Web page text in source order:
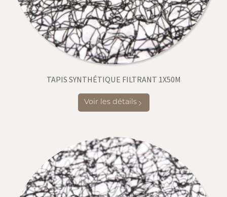
TAPIS SYNTHÉTIQUE FILTRANT 1X50M
Voir les détails